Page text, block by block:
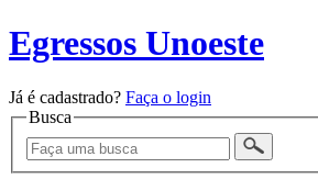
Egressos Unoeste
Já é cadastrado? Faça o login
Busca